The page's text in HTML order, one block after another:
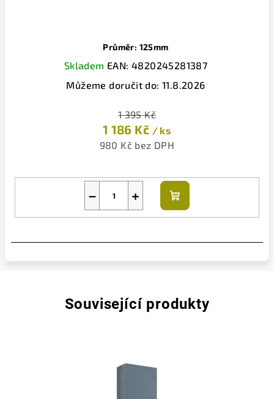
Průměr: 125mm
Skladem EAN: 4820245281387
Můžeme doručit do: 11.8.2026
1 395 Kč
1 186 Kč / ks
980 Kč bez DPH
+
−
Do
košíku
Související produkty